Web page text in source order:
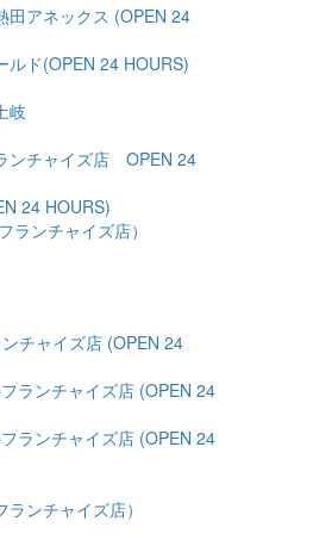
田アネックス (OPEN 24
ルド(OPEN 24 HOURS)
岐
ンチャイズ店 OPEN 24
24 HOURS)
ランチャイズ店）
チャイズ店 (OPEN 24
ランチャイズ店 (OPEN 24
ランチャイズ店 (OPEN 24
ンチャイズ店）